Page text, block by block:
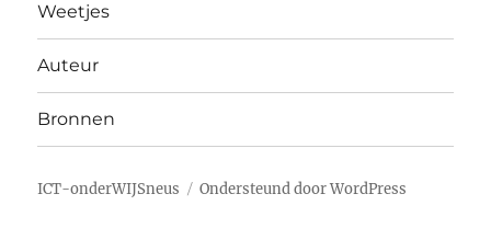
Weetjes
Auteur
Bronnen
ICT-onderWIJSneus Ondersteund door WordPress